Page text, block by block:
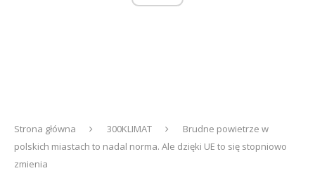
Strona główna 300KLIMAT
Brudne powietrze w
polskich miastach to nadal norma. Ale dzięki UE to się stopniowo
zmienia